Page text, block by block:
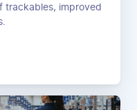
trackables, improved